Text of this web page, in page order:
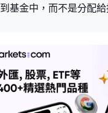
到基金中，而不是分配給